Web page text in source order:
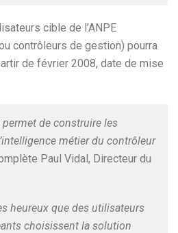
cible de l’ANPE
contrôleurs de gestion) pourra
de février 2008, date de mise
de construire les
métier du contrôleur
Paul Vidal, Directeur du
heureux que des utilisateurs
choisissent la solution